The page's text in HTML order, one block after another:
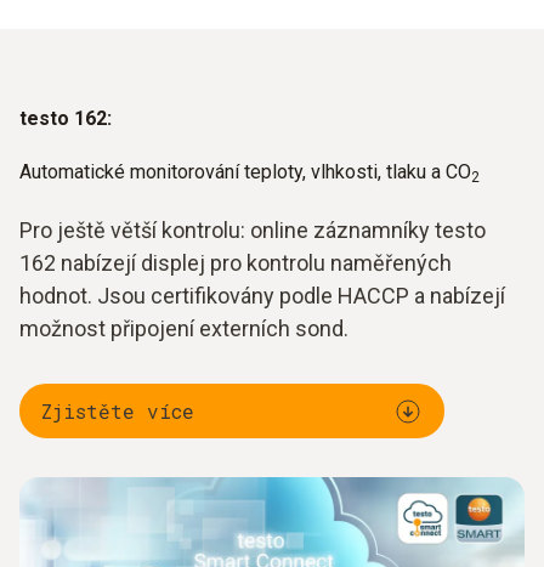
testo 162:
Automatické monitorování teploty, vlhkosti, tlaku a CO2
Pro ještě větší kontrolu: online záznamníky testo
162 nabízejí displej pro kontrolu naměřených
hodnot. Jsou certifikovány podle HACCP a nabízejí
možnost připojení externích sond.
Zjistěte více